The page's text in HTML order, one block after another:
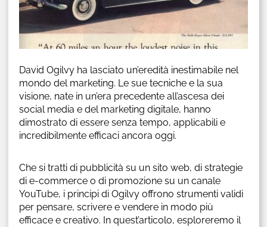
David Ogilvy ha lasciato un’eredità inestimabile nel
mondo del marketing. Le sue tecniche e la sua
visione, nate in un’era precedente all’ascesa dei
social media e del marketing digitale, hanno
dimostrato di essere senza tempo, applicabili e
incredibilmente efficaci ancora oggi.
Che si tratti di pubblicità su un sito web, di strategie
di e-commerce o di promozione su un canale
YouTube, i principi di Ogilvy offrono strumenti validi
per pensare, scrivere e vendere in modo più
efficace e creativo. In quest’articolo, esploreremo il